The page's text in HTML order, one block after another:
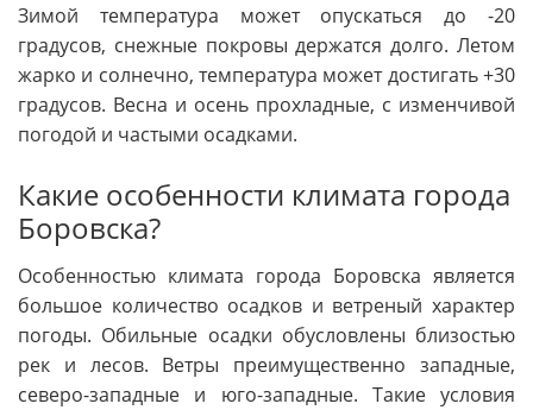
Зимой температура может опускаться до -20
градусов, снежные покровы держатся долго. Летом
жарко и солнечно, температура может достигать +30
градусов. Весна и осень прохладные, с изменчивой
погодой и частыми осадками.
Какие особенности климата города
Боровска?
Особенностью климата города Боровска является
большое количество осадков и ветреный характер
погоды. Обильные осадки обусловлены близостью
рек и лесов. Ветры преимущественно западные,
северо-западные и юго-западные. Такие условия